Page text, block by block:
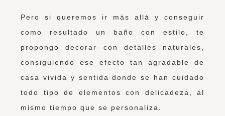
Pero si queremos ir más allá y conseguir
como resultado un baño con estilo, te
propongo decorar con detalles naturales,
consiguiendo ese efecto tan agradable de
casa vivida y sentida donde se han cuidado
todo tipo de elementos con delicadeza, al
mismo tiempo que se personaliza.